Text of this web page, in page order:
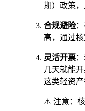
期）政策，
合规避险
高，通过
灵活开票
几天就能
这类轻资产
⚠️ 注意：